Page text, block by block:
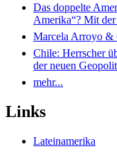
Das doppelte
Amerika“? Mit
Marcela Arroyo &
Chile: Herrscher
der neuen
mehr...
Links
Lateinamerika